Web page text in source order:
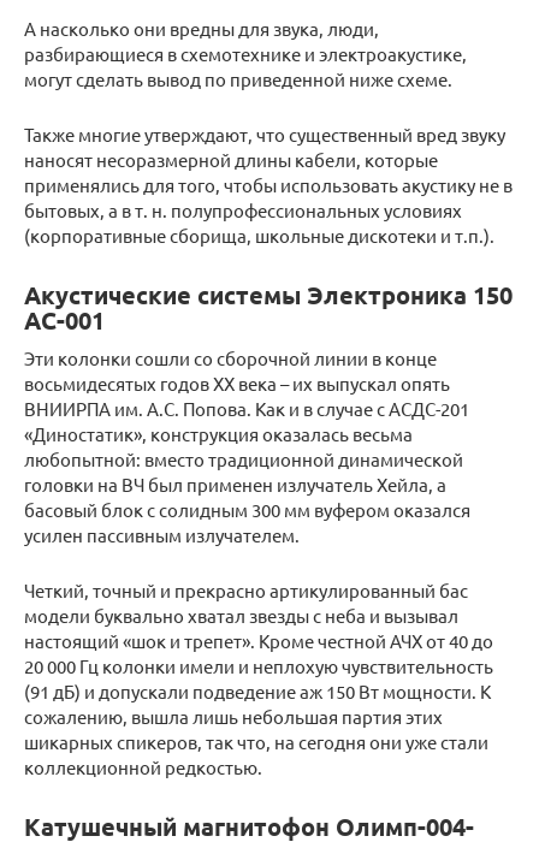
А насколько они вредны для звука, люди,
разбирающиеся в схемотехнике и электроакустике,
могут сделать вывод по приведенной ниже схеме.
Также многие утверждают, что существенный вред звуку
наносят несоразмерной длины кабели, которые
применялись для того, чтобы использовать акустику не в
бытовых, а в т. н. полупрофессиональных условиях
(корпоративные сборища, школьные дискотеки и т.п.).
Акустические системы Электроника 150
АС-001
Эти колонки сошли со сборочной линии в конце
восьмидесятых годов ХХ века – их выпускал опять
ВНИИРПА им. А.С. Попова. Как и в случае с АСДС-201
«Диностатик», конструкция оказалась весьма
любопытной: вместо традиционной динамической
головки на ВЧ был применен излучатель Хейла, а
басовый блок с солидным 300 мм вуфером оказался
усилен пассивным излучателем.
Четкий, точный и прекрасно артикулированный бас
модели буквально хватал звезды с неба и вызывал
настоящий «шок и трепет». Кроме честной АЧХ от 40 до
20 000 Гц колонки имели и неплохую чувствительность
(91 дБ) и допускали подведение аж 150 Вт мощности. К
сожалению, вышла лишь небольшая партия этих
шикарных спикеров, так что, на сегодня они уже стали
коллекционной редкостью.
Катушечный магнитофон Олимп-004-